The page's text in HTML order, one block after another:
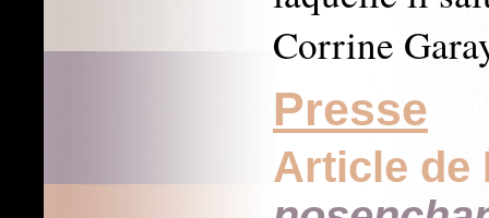
Corrine
Presse
Article de